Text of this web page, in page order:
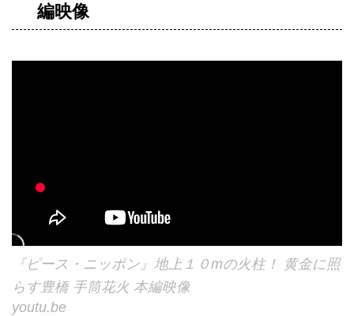
編映像
『ピース・ニッポン』地上１０mの火柱！ 黄金に照
らす豊橋 手筒花火 本編映像
youtu.be